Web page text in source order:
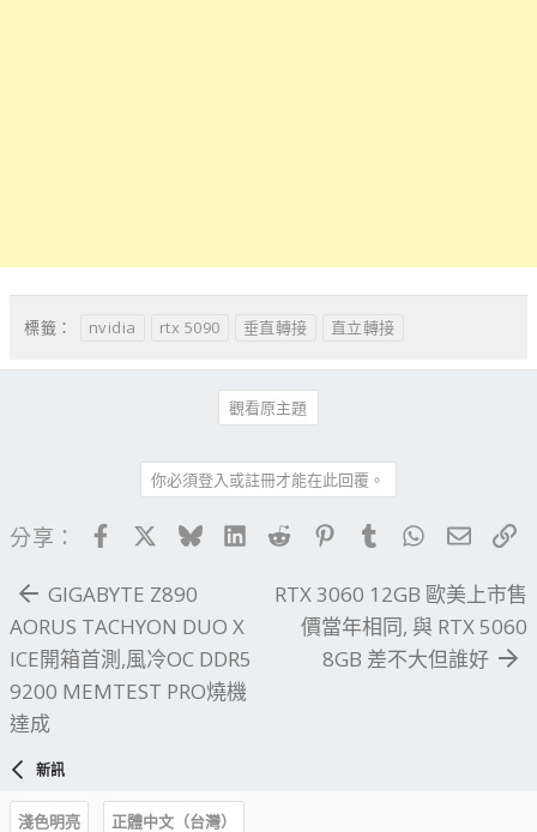
標籤： nvidia rtx 5090 垂直轉接 直立轉接
觀看原主題
你必須登入或註冊才能在此回覆。
分享： FacebookBlueskyLinkedIn
Reddit PinterestTumblrWhatsApp
電子
GIGABYTE Z890
AORUS TACHYON DUO X
ICE開箱首測,風冷OC DDR5
9200 MEMTEST PRO燒機
達成
RTX 3060 12GB 歐美上市售
價當年相同, 與 RTX 5060
8GB 差不大但誰好
新訊
淺色明亮
正體中文（台灣）